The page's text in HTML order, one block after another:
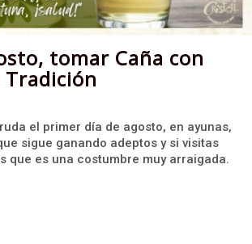
tomar Caña con
Tradición
el primer día de agosto, en ayunas,
sigue ganando adeptos y si visitas
que es una costumbre muy arraigada.